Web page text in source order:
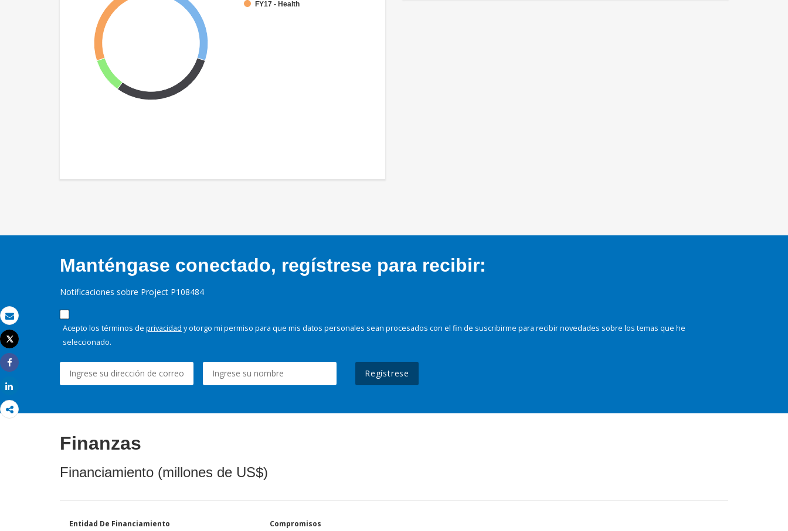
Correo electrónico
Imprimir
Tweet
Share
FY17 - Health
Manténgase conectado, regístrese para recibir:
Notificaciones sobre Project P108484
Acepto los términos de privacidad y otorgo mi permiso para que mis datos personales sean procesados con el fin de suscribirme para recibir novedades sobre los temas que he
seleccionado.
Regístrese
Finanzas
Financiamiento (millones de US$)
Entidad De Financiamiento Compromisos